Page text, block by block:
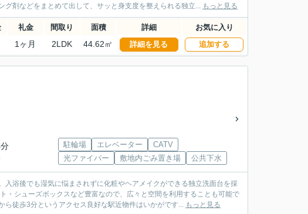
剤などをまとめて出して、サッと身支度を整えられる独立... もっと見る
礼金 間取り 面積 詳細 お気に入り
1ヶ月 2LDK 44.62㎡ 詳細を見る 追加する
駐輪場 エレベーター
CATV
光ファイバー
敷地内ごみ置き場 公共下水
浴後でも湿気に悩まされずに化粧やヘアメイクができる独立洗面台を採
・シューズボックスなど豊富なので、広々と空間を利用することも可能で
徒歩3分というアクセス良好な駅近物件はいかがです... もっと見る